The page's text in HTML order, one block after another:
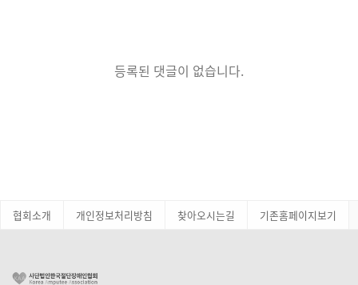
등록된 댓글이 없습니다.
협회소개 개인정보처리방침 찾아오시는길 기존홈페이지보기